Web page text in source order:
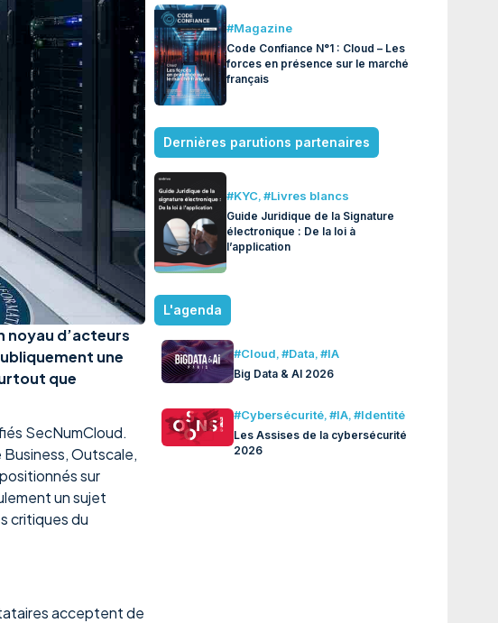
noyau d’acteurs
une
que
SecNumCloud.
Outscale,
sur
un sujet
critiques du
acceptent de
#Magazine
Code Confiance N°1 : Cloud – Les
forces en présence sur le marché
français
Dernières parutions partenaires
#KYC,#Livres blancs
Guide Juridique de la Signature
électronique : De la loi à
l’application
L'agenda
#Cloud,#Data,#IA
Big Data & AI 2026
#Cybersécurité,#IA,#Identité
Les Assises de la cybersécurité
2026